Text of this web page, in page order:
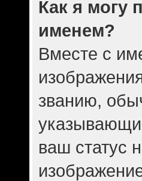
Как я могу
именем?
Вместе с
званию,
ваш статус